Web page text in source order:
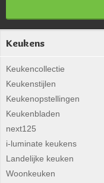
Keukens
Keukencollectie
Keukenstijlen
Keukenopstellingen
Keukenbladen
next125
i-luminate keukens
Landelijke keuken
Woonkeuken